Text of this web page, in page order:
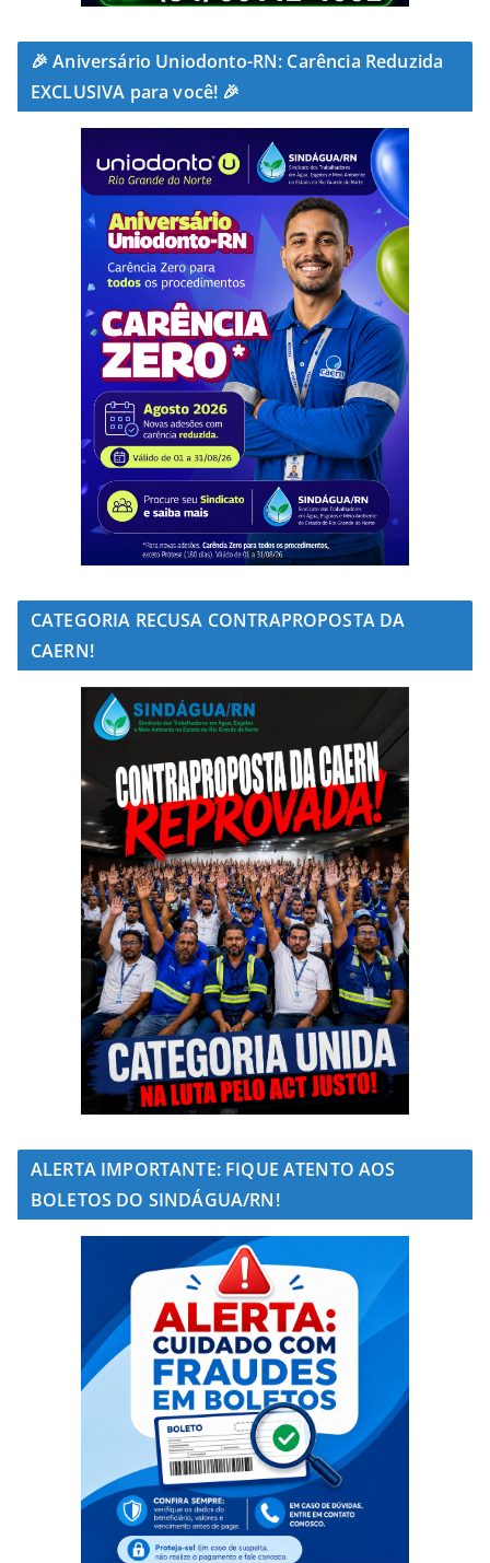
🎉 Aniversário Uniodonto-RN: Carência Reduzida
EXCLUSIVA para você! 🎉
CATEGORIA RECUSA CONTRAPROPOSTA DA
CAERN!
ALERTA IMPORTANTE: FIQUE ATENTO AOS
BOLETOS DO SINDÁGUA/RN!